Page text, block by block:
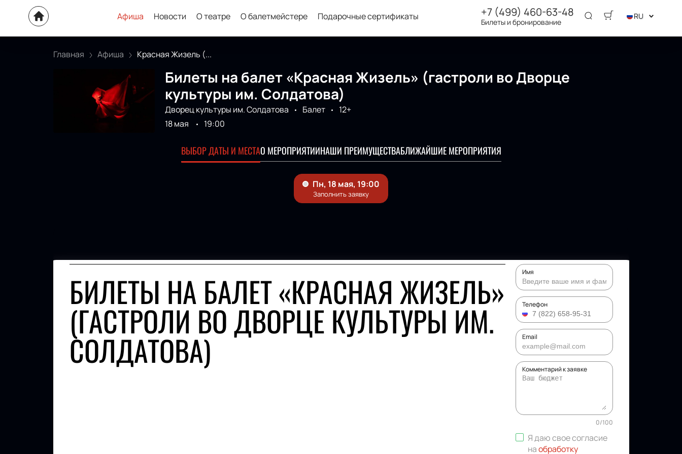
Афиша Новости О театре О балетмейстере Подарочные сертификаты +7 (499) 460-63-48
Билеты и бронирование
RU
Главная Афиша Красная Жизель (...
Билеты на балет «Красная Жизель» (гастроли во Дворце
культуры им. Солдатова)
Дворец культуры им. Солдатова Балет
12+
18 мая
19:00
ВЫБОР ДАТЫ И МЕСТАО МЕРОПРИЯТИИНАШИ ПРЕИМУЩЕСТВАБЛИЖАЙШИЕ МЕРОПРИЯТИЯ
БИЛЕТЫ НА БАЛЕТ «КРАСНАЯ ЖИЗЕЛЬ»
(ГАСТРОЛИ ВО ДВОРЦЕ КУЛЬТУРЫ ИМ.
СОЛДАТОВА)
Имя
Телефон
Email
Комментарий к заявке
0/100
Я даю свое согласие
наобработку